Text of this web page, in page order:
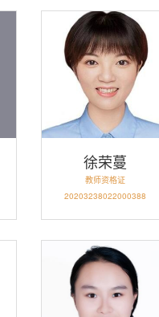
徐荣蔓
教师资格证
20203238022000388